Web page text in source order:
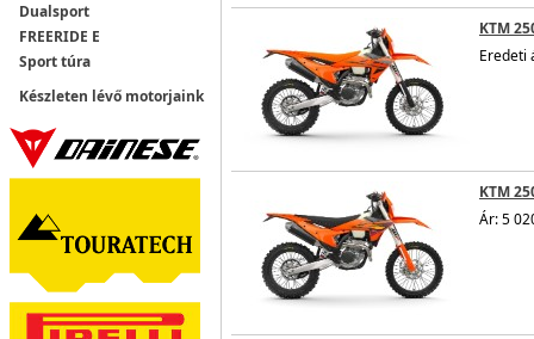
Dualsport
FREERIDE E
Sport túra
Készleten lévő motorjaink
KTM
Eredeti
KTM
Ár: 5